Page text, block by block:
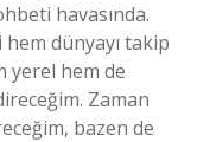
havasında.
hem dünyayı takip
yerel hem de
Zaman
bazen de